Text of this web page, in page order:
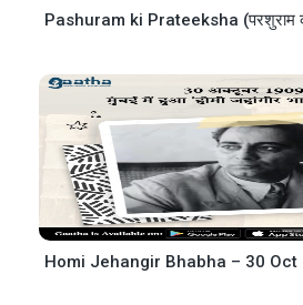
Homi Jehangir Bhabha – 30 Oct